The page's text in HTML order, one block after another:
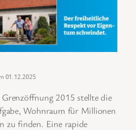
01.12.2025
2015 stellte die
Wohnraum für Millionen
zu finden. Eine rapide